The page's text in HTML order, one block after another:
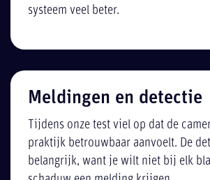
systeem veel beter.
Meldingen en detectie
Tijdens onze test viel op dat de
praktijk betrouwbaar aanvoelt. De
belangrijk, want je wilt niet bij elk